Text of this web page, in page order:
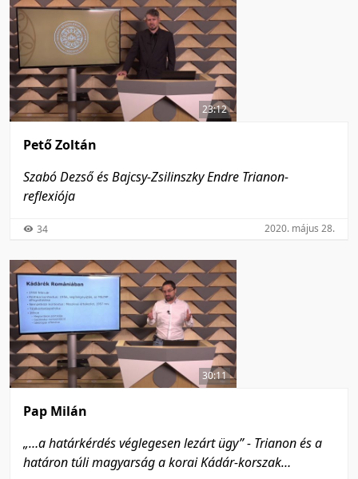
23:12
Pető Zoltán
Szabó Dezső és Bajcsy-Zsilinszky Endre Trianon-
reflexiója
34 2020. május 28.
30:11
Pap Milán
„…a határkérdés véglegesen lezárt ügy” - Trianon és a
határon túli magyarság a korai Kádár-korszak